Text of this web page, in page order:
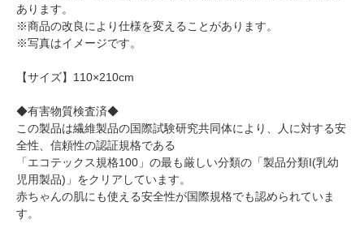
あります。
※商品の改良により仕様を変えることがあります。
※写真はイメージです。
【サイズ】110×210cm
◆有害物質検査済◆
この製品は繊維製品の国際試験研究共同体により、人に対する安
全性、信頼性の認証規格である
「エコテックス規格100」の最も厳しい分類の「製品分類I(乳幼
児用製品)」をクリアしています。
赤ちゃんの肌にも使える安全性が国際規格でも認められていま
す。